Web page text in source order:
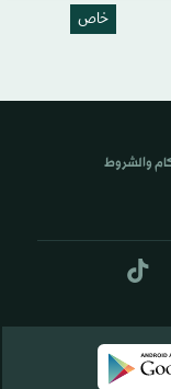
خاص
والشروط